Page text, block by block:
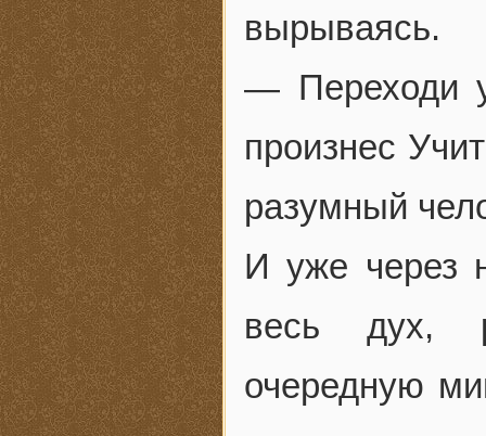
вырываясь.
— Переходи
произнес
разумный
И уже через
весь дух,
очередную